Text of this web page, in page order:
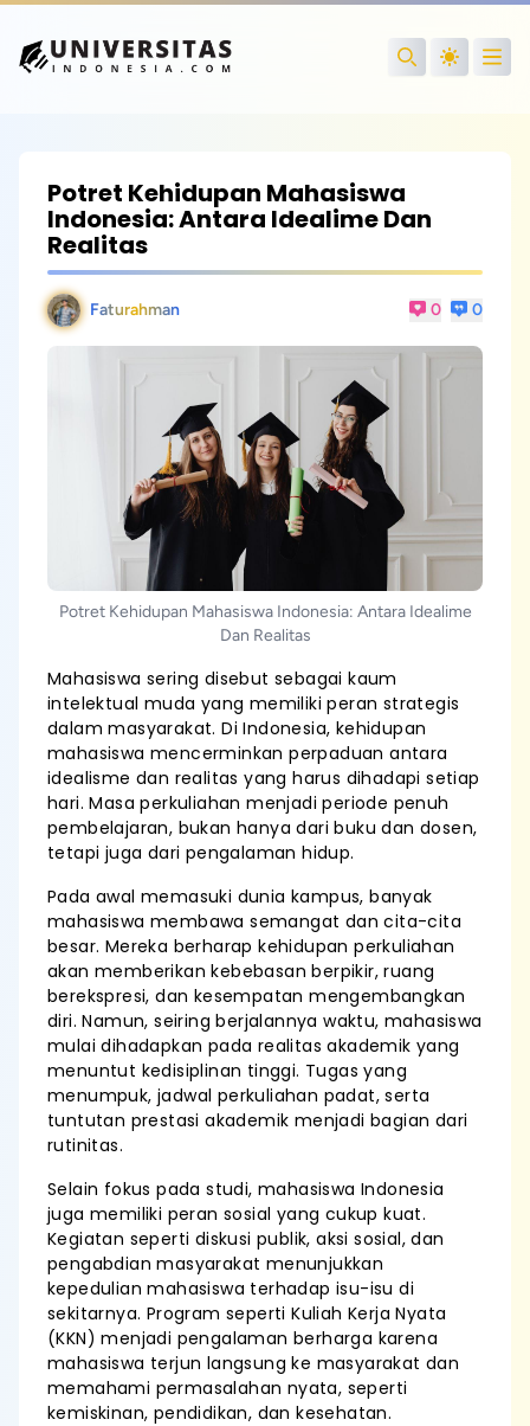
Search
Potret Kehidupan Mahasiswa
Indonesia: Antara Idealime Dan
Realitas
Faturahman 0 0
Potret Kehidupan Mahasiswa Indonesia: Antara Idealime
Dan Realitas
Mahasiswa sering disebut sebagai kaum
intelektual muda yang memiliki peran strategis
dalam masyarakat. Di Indonesia, kehidupan
mahasiswa mencerminkan perpaduan antara
idealisme dan realitas yang harus dihadapi setiap
hari. Masa perkuliahan menjadi periode penuh
pembelajaran, bukan hanya dari buku dan dosen,
tetapi juga dari pengalaman hidup.
Pada awal memasuki dunia kampus, banyak
mahasiswa membawa semangat dan cita-cita
besar. Mereka berharap kehidupan perkuliahan
akan memberikan kebebasan berpikir, ruang
berekspresi, dan kesempatan mengembangkan
diri. Namun, seiring berjalannya waktu, mahasiswa
mulai dihadapkan pada realitas akademik yang
menuntut kedisiplinan tinggi. Tugas yang
menumpuk, jadwal perkuliahan padat, serta
tuntutan prestasi akademik menjadi bagian dari
rutinitas.
Selain fokus pada studi, mahasiswa Indonesia
juga memiliki peran sosial yang cukup kuat.
Kegiatan seperti diskusi publik, aksi sosial, dan
pengabdian masyarakat menunjukkan
kepedulian mahasiswa terhadap isu-isu di
sekitarnya. Program seperti Kuliah Kerja Nyata
(KKN) menjadi pengalaman berharga karena
mahasiswa terjun langsung ke masyarakat dan
memahami permasalahan nyata, seperti
kemiskinan, pendidikan, dan kesehatan.